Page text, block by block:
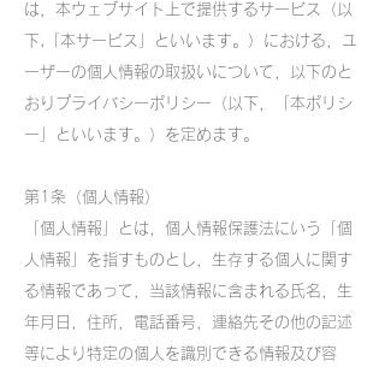
は，本ウェブサイト上で提供するサービス（以
下,「本サービス」といいます。）における，ユ
ーザーの個人情報の取扱いについて，以下のと
おりプライバシーポリシー（以下，「本ポリシ
ー」といいます。）を定めます。
第1条（個人情報）
「個人情報」とは，個人情報保護法にいう「個
人情報」を指すものとし，生存する個人に関す
る情報であって，当該情報に含まれる氏名，生
年月日，住所，電話番号，連絡先その他の記述
等により特定の個人を識別できる情報及び容